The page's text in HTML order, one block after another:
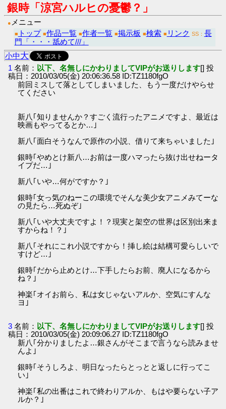
銀時「涼宮ハルヒの憂鬱？」
● メニュー
■ トップ ■作品一覧 ■作者一覧 ■掲示板 ■検索 ■ リンク SS： 長
門「・・・舐めて///」
小中大
1 名前： 以下、名無しにかわりましてVIPがお送りします[] 投
稿日：2010/03/05(金) 20:06:36.58 ID:TZ1180fgO
前回ミスして落としてしまいました、もう一度だけやらせ
てください
新八｢知りませんか？すごく流行ったアニメですよ、最近は
映画もやってるとか…｣
新八｢面白そうなんで原作の小説、借りて来ちゃいました｣
銀時｢やめとけ新八…お前は一度ハマったら抜け出せねータ
イプだ…｣
新八｢いや…何がですか？｣
銀時｢女っ気のねーこの環境でそんな美少女アニメみてーな
の見たら…死ぬぞ｣
新八｢いや大丈夫ですよ！？現実と架空の世界は区別出来ま
すからね！？｣
新八｢それにこれ小説ですから！挿し絵は結構可愛らしいで
すけど…｣
銀時｢だから止めとけ…下手したらお前、廃人になるから
ね？｣
神楽｢オイお前ら、私は女じゃないアルか、空気にすんな
ヨ｣
3 名前： 以下、名無しにかわりましてVIPがお送りします[] 投
稿日：2010/03/05(金) 20:09:06.27 ID:TZ1180fgO
新八｢分かりましたよ…銀さんがそこまで言うなら読みませ
んよ｣
銀時｢そうしろよ、明日なったらとっとと返しに行ってこ
い｣
神楽｢私の出番はこれで終わりアルか、もはや要らない子ア
ルか？｣